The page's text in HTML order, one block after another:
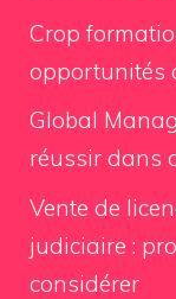
Crop
opportunités
Global
réussir dans
Vente de
judiciaire :
considérer